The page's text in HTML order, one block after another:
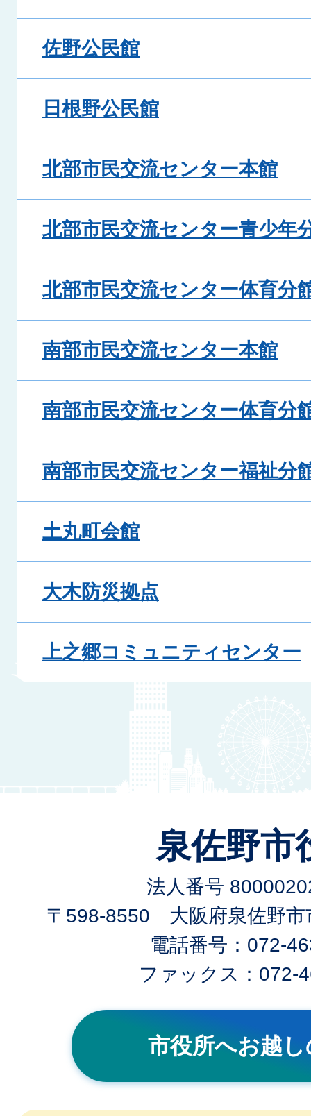
佐野公民館
日根野公民館
北部市民交流センター本館
北部市民交流センター青少年
北部市民交流センター体育分
南部市民交流センター本館
南部市民交流センター体育分
南部市民交流センター福祉分
土丸町会館
大木防災拠点
上之郷コミュニティセンター
泉佐野市
法人番号
〒598-8550 大阪府泉佐野市
電話番号：072-
ファックス：072-
市役所へお越